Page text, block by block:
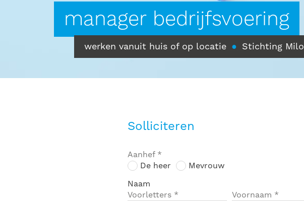
manager bedrijfsvoering
werken vanuit huis of op locatie ● Stichting Milo
Solliciteren
Aanhef *
De heer
Mevrouw
Naam
Voorletters * Voornaam *